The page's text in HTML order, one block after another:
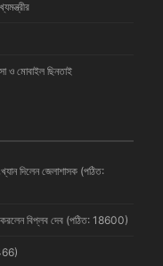
ও মোবাইল ছিনতাই
দিলেন জেলাশাসক (পঠিত:
করলেন বিপ্লব দেব (পঠিত: 18600)